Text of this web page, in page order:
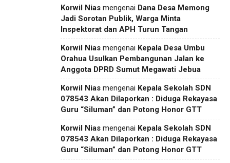
Korwil Nias mengenai Dana Desa Memong
Jadi Sorotan Publik, Warga Minta
Inspektorat dan APH Turun Tangan
Korwil Nias mengenai Kepala Desa Umbu
Orahua Usulkan Pembangunan Jalan ke
Anggota DPRD Sumut Megawati Jebua
Korwil Nias mengenai Kepala Sekolah SDN
078543 Akan Dilaporkan : Diduga Rekayasa
Guru “Siluman” dan Potong Honor GTT
Korwil Nias mengenai Kepala Sekolah SDN
078543 Akan Dilaporkan : Diduga Rekayasa
Guru “Siluman” dan Potong Honor GTT